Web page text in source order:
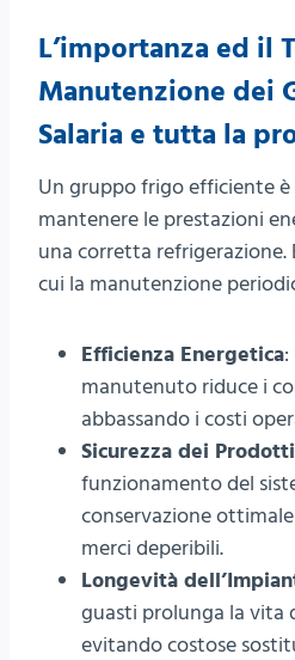
L’importanza ed il
Manutenzione dei
Salaria e tutta la
Un gruppo frigo efficiente è
mantenere le prestazioni
una corretta refrigerazione.
cui la manutenzione
Efficienza Energetica
manutenuto riduce i
abbassando i costi
Sicurezza dei Prodotti
funzionamento del
conservazione
merci deperibili.
Longevità
guasti prolunga la vita
evitando costose